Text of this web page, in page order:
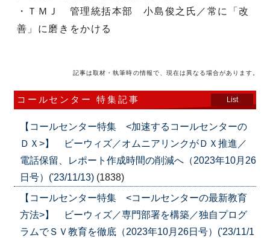
・ＴＭＪ 管理統括本部 小島俊之氏／常に「改
善」に磨きをかける
記事は取材・執筆時の情報で、現在は異なる場合があります。
コールセンター 特集記事 List
【コールセンター特集 <加速するコールセンターの
ＤＸ>】 ビーウィズ／オムニアリンクがＤＸ推進／
電話保留、レポート作成時間の削減へ（2023年10月26
日号）('23/11/13) (1838)
【コールセンター特集 <コールセンターの最新教育
方法>】 ビーウィズ／専門部署を構築／独自プログ
ラムでＳＶ教育を徹底（2023年10月26日号）('23/11/1